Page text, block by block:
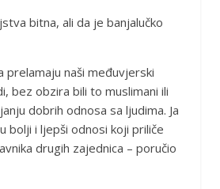
bitna, ali da je banjalučko
naši međuvjerski
bez obzira bili to muslimani ili
dobrih odnosa sa ljudima. Ja
bolji i ljepši odnosi koji priliče
drugih zajednica – poručio